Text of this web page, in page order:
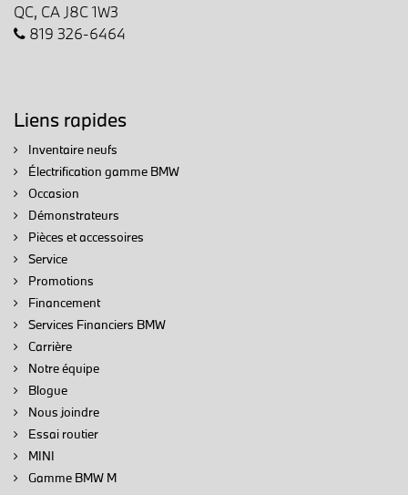
QC, CA J8C 1W3
819 326-6464
Liens rapides
Inventaire neufs
Électrification gamme BMW
Occasion
Démonstrateurs
Pièces et accessoires
Service
Promotions
Financement
Services Financiers BMW
Carrière
Notre équipe
Blogue
Nous joindre
Essai routier
MINI
Gamme BMW M